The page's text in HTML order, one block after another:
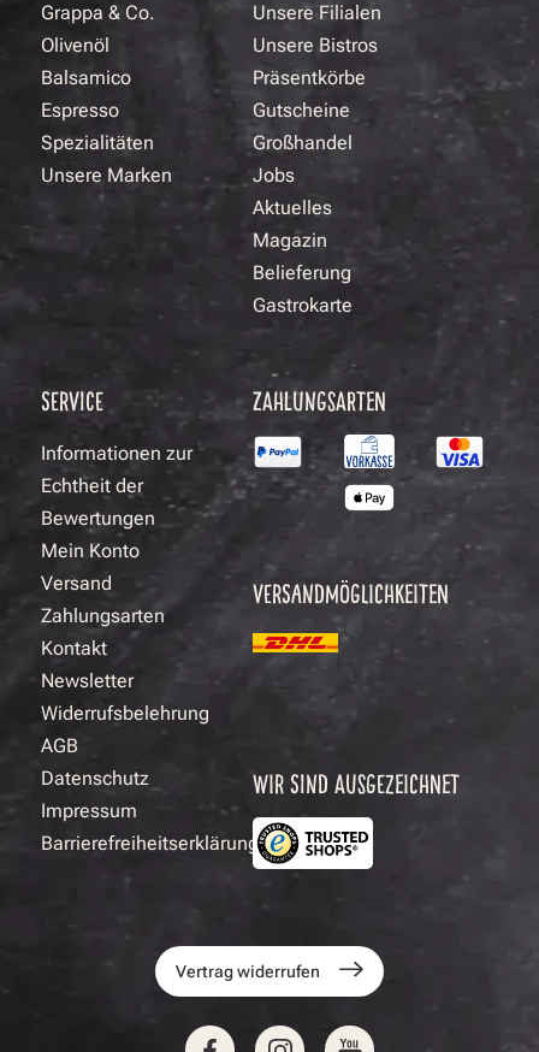
Grappa & Co.
Olivenöl
Balsamico
Espresso
Spezialitäten
Unsere Marken
Unsere Filialen
Unsere Bistros
Präsentkörbe
Gutscheine
Großhandel
Jobs
Aktuelles
Magazin
Belieferung
Gastrokarte
SERVICE
Informationen zur
Echtheit der
Bewertungen
Mein Konto
Versand
Zahlungsarten
Kontakt
Newsletter
Widerrufsbelehrung
AGB
Datenschutz
Impressum
Barrierefreiheitserklärung
ZAHLUNGSARTEN
VERSANDMÖGLICHKEITEN
WIR SIND AUSGEZEICHNET
Vertrag widerrufen